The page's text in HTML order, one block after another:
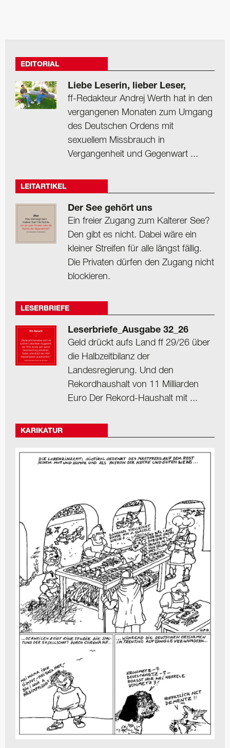
EDITORIAL
Liebe Leserin, lieber Leser,
ff-Redakteur Andrej Werth hat in den
vergangenen Monaten zum Umgang
des Deutschen Ordens mit
sexuellem Missbrauch in
Vergangenheit und Gegenwart ...
LEITARTIKEL
Der See gehört uns
Ein freier Zugang zum Kalterer See?
Den gibt es nicht. Dabei wäre ein
kleiner Streifen für alle längst fällig.
Die Privaten dürfen den Zugang nicht
blockieren.
LESERBRIEFE
Leserbriefe_Ausgabe 32_26
Geld drückt aufs Land ff 29/26 über
die Halbzeitbilanz der
Landesregierung. Und den
Rekordhaushalt von 11 Milliarden
Euro Der Rekord-Haushalt mit ...
KARIKATUR